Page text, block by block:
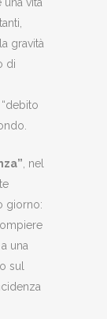
gravità
di
, nel
giorno:
una
sul